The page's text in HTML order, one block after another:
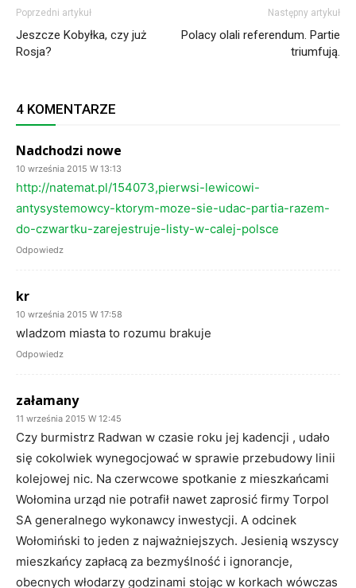
Poprzedni artykuł
Jeszcze Kobyłka, czy już
Rosja?
Następny artykuł
Polacy olali referendum. Partie
triumfują.
4 KOMENTARZE
Nadchodzi nowe
10 września 2015 W 13:13
http://natemat.pl/154073,pierwsi-lewicowi-
antysystemowcy-ktorym-moze-sie-udac-partia-razem-
do-czwartku-zarejestruje-listy-w-calej-polsce
Odpowiedz
kr
10 września 2015 W 17:58
wladzom miasta to rozumu brakuje
Odpowiedz
załamany
11 września 2015 W 12:45
Czy burmistrz Radwan w czasie roku jej kadencji , udało
się cokolwiek wynegocjować w sprawie przebudowy linii
kolejowej nic. Na czerwcowe spotkanie z mieszkańcami
Wołomina urząd nie potrafił nawet zaprosić firmy Torpol
SA generalnego wykonawcy inwestycji. A odcinek
Wołomiński to jeden z najważniejszych. Jesienią wszyscy
mieszkańcy zapłacą za bezmyślność i ignorancje,
obecnych włodarzy godzinami stojąc w korkach wówczas